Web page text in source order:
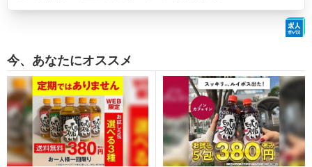
今、あなたにオススメ